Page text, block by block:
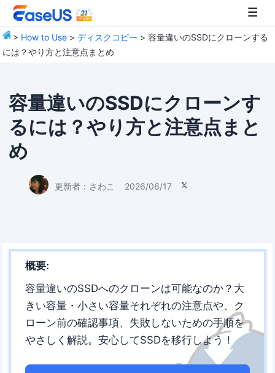
> How to Use >ディスクコピー > 容量違いのSSDにクローンする
には？やり方と注意点まとめ
容量違いのSSDにクローンす
るには？やり方と注意点まと
め
更新者： さわこ 2026/06/17 
概要:
容量違いのSSDへのクローンは可能なのか？大
きい容量・小さい容量それぞれの注意点や、ク
ローン前の確認事項、失敗しないための手順を
やさしく解説。安心してSSDを移行しよう！